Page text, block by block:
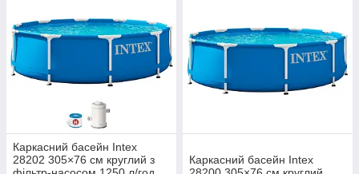
Каркасний басейн Intex
28202 305×76 см круглий з
Каркасний басейн Intex